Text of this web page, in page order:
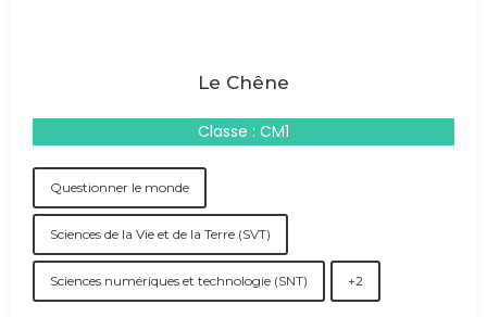
Le Chêne
Classe : CM1
Questionner le monde
Sciences de la Vie et de la Terre (SVT)
Sciences numériques et technologie (SNT) +2